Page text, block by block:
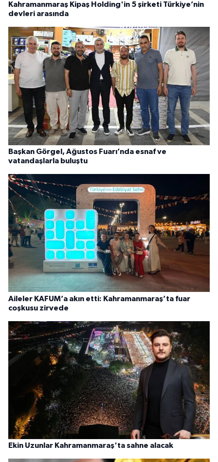
Kahramanmaraş Kipaş Holding'in 5 şirketi Türkiye’nin
devleri arasında
Başkan Görgel, Ağustos Fuarı’nda esnaf ve
vatandaşlarla buluştu
Aileler KAFUM’a akın etti: Kahramanmaraş’ta fuar
coşkusu zirvede
Ekin Uzunlar Kahramanmaraş'ta sahne alacak